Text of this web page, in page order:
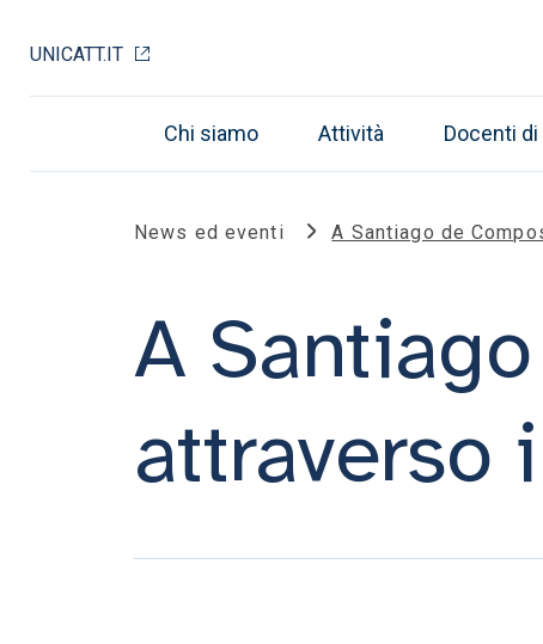
UNICATT.IT
Chi siamo Attività Docenti di
News ed eventi A Santiago de
A
attraverso